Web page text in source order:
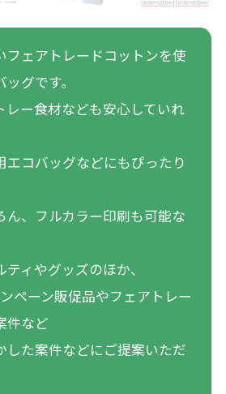
フェアトレードコットンを使
グです。
レー食材なども安心していれ
エコバッグなどにもぴったり
ん、フルカラー印刷も可能な
ィやグッズのほか、
ペーン販促品やフェアトレー
件など
した案件などにご提案いただ